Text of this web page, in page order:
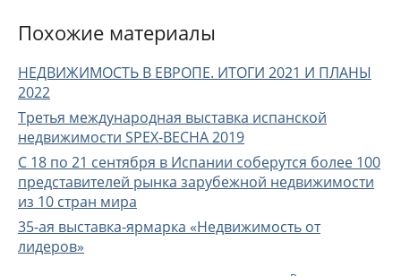
Похожие материалы
НЕДВИЖИМОСТЬ В ЕВРОПЕ. ИТОГИ 2021 И ПЛАНЫ
2022
Третья международная выставка испанской
недвижимости SPEX-ВЕСНА 2019
С 18 по 21 сентября в Испании соберутся более 100
представителей рынка зарубежной недвижимости
из 10 стран мира
35-ая выставка-ярмарка «Недвижимость от
лидеров»